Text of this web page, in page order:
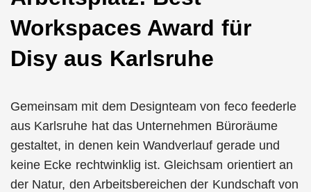
Workspaces Award für
Disy aus Karlsruhe
Gemeinsam mit dem Designteam von feco feederle
aus Karlsruhe hat das Unternehmen Büroräume
gestaltet, in denen kein Wandverlauf gerade und
keine Ecke rechtwinklig ist. Gleichsam orientiert an
der Natur, den Arbeitsbereichen der Kundschaft von